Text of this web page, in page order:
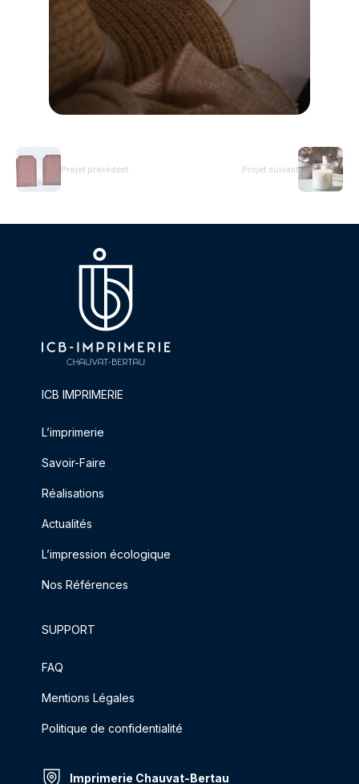
Projet précédent Projet suivant
ICB IMPRIMERIE
L’imprimerie
Savoir-Faire
Réalisations
Actualités
L’impression écologique
Nos Références
SUPPORT
FAQ
Mentions Légales
Politique de confidentialité
Imprimerie Chauvat-Bertau